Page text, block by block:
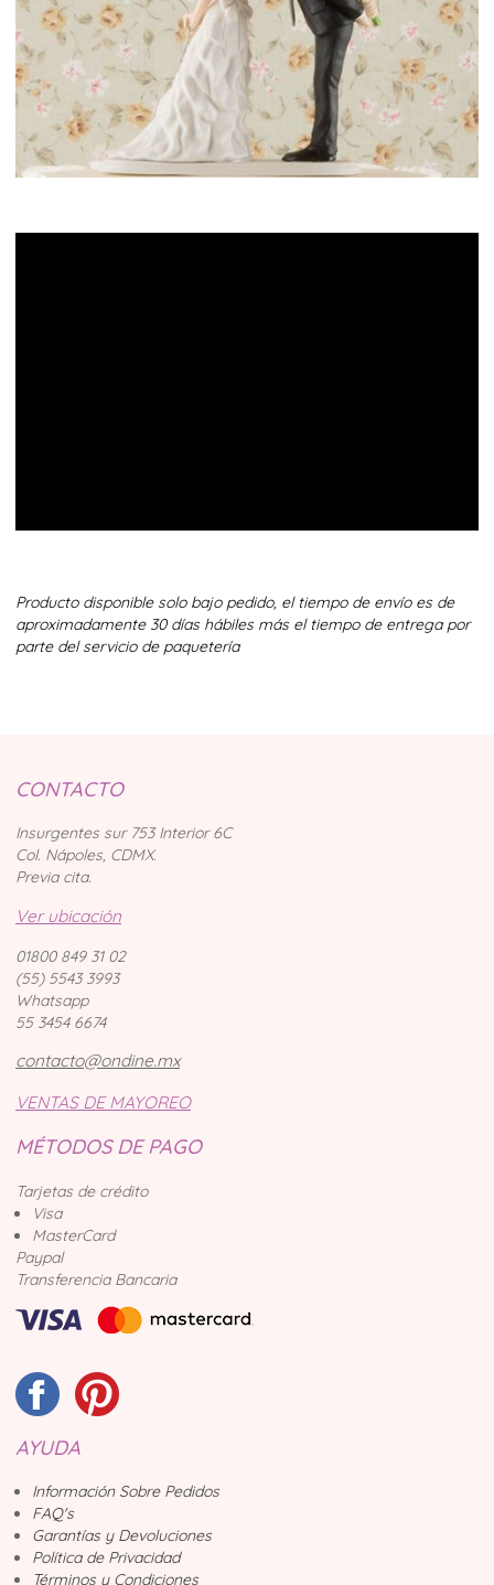
Producto disponible solo bajo pedido, el tiempo de envío es de
aproximadamente 30 días hábiles más el tiempo de entrega por
parte del servicio de paquetería
CONTACTO
Insurgentes sur 753 Interior 6C
Col. Nápoles, CDMX.
Previa cita.
Ver ubicación
01800 849 31 02
(55) 5543 3993
Whatsapp
55 3454 6674
contacto@ondine.mx
VENTAS DE MAYOREO
MÉTODOS DE PAGO
Tarjetas de crédito
Visa
MasterCard
Paypal
Transferencia Bancaria
AYUDA
Información Sobre Pedidos
FAQ's
Garantías y Devoluciones
Política de Privacidad
Términos y Condiciones